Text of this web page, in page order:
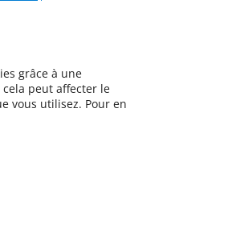
grâce à une
peut affecter le
vous utilisez. Pour en